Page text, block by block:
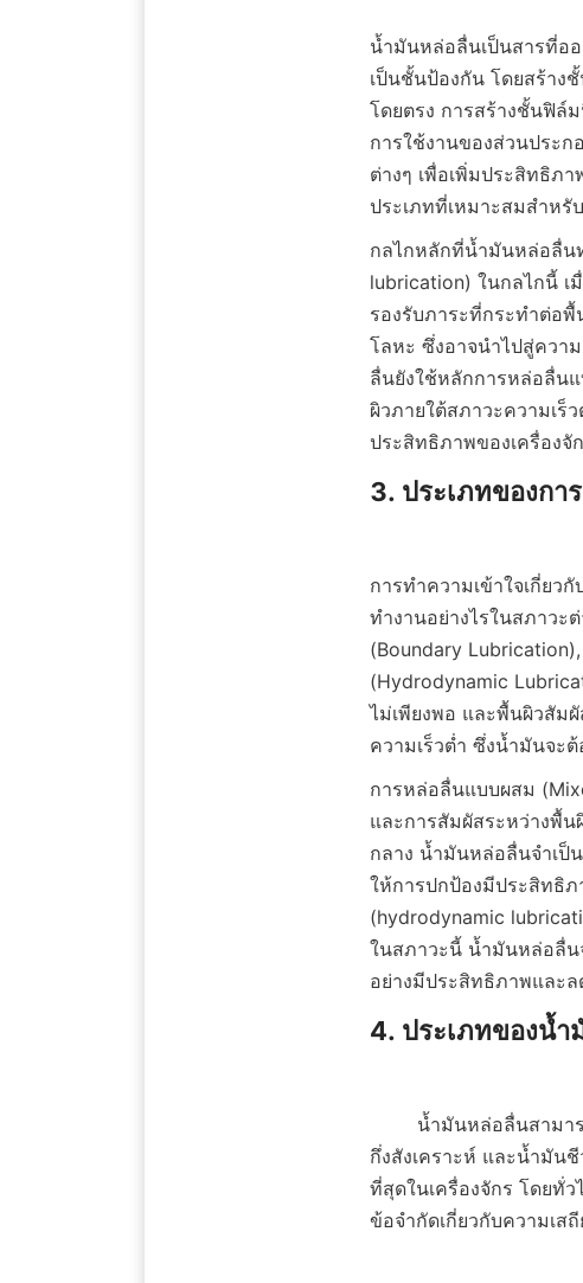
น้ำมันหล่อลื่นเป็นสารที่อ
เป็นชั้นป้องกัน โดยสร้าง
โดยตรง การสร้างชั้นฟิล์
การใช้งานของส่วนประ
ต่างๆ เพื่อเพิ่มประสิทธิภ
ประเภทที่เหมาะสมสำหรั
กลไกหลักที่น้ำมันหล่อลื่น
lubrication) ในกลไกนี้ เ
รองรับภาระที่กระทำต่อ
โลหะ ซึ่งอาจนำไปสู่ควา
ลื่นยังใช้หลักการหล่อลื่น
ผิวภายใต้สภาวะความเ
ประสิทธิภาพของเครื่อง
3. ประเภทของกา
การทำความเข้าใจเกี่ย
ทำงานอย่างไรในสภาว
(Boundary
(Hydrodynamic
ไม่เพียงพอ และพื้นผิวสัม
ความเร็วต่ำ ซึ่งน้ำมันจะ
การหล่อลื่นแบบผสม
และการสัมผัสระหว่างพื้
กลาง น้ำมันหล่อลื่นจำเป็
ให้การปกป้องมีประสิทธิ
(hydrodynamic
ในสภาวะนี้ น้ำมันหล่อลื่น
อย่างมีประสิทธิภาพและ
4. ประเภทของน้
กึ่งสังเคราะห์ และน้ำมั
ที่สุดในเครื่องจักร โดยทั่
ข้อจำกัดเกี่ยวกับความเ